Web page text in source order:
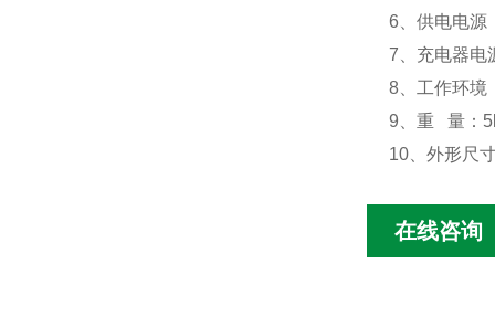
6、供电电源
7、充电器电
8、工作环境
9、重 量：
10、外形尺
在线咨询